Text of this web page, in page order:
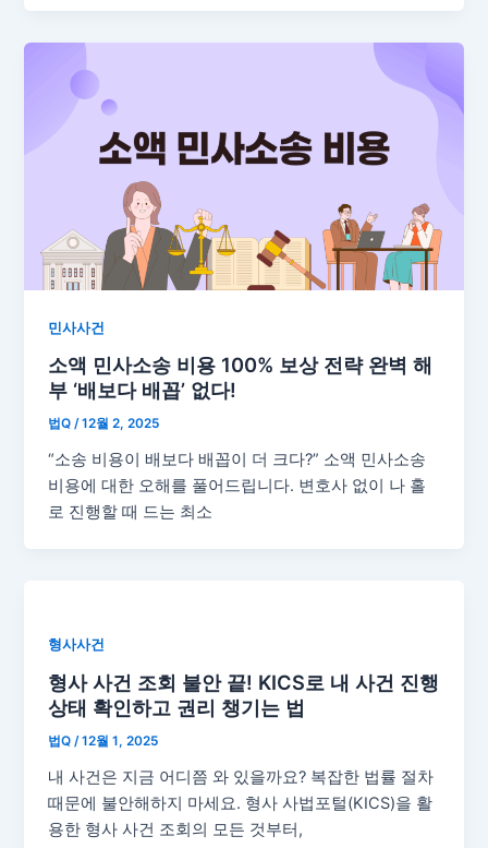
민사사건
소액 민사소송 비용 100% 보상 전략 완벽 해
부 ‘배보다 배꼽’ 없다!
법Q/12월 2, 2025
“소송 비용이 배보다 배꼽이 더 크다?” 소액 민사소송
비용에 대한 오해를 풀어드립니다. 변호사 없이 나 홀
로 진행할 때 드는 최소
형사사건
형사 사건 조회 불안 끝! KICS로 내 사건 진행
상태 확인하고 권리 챙기는 법
법Q /12월 1, 2025
내 사건은 지금 어디쯤 와 있을까요? 복잡한 법률 절차
때문에 불안해하지 마세요. 형사 사법포털(KICS)을 활
용한 형사 사건 조회의 모든 것부터,